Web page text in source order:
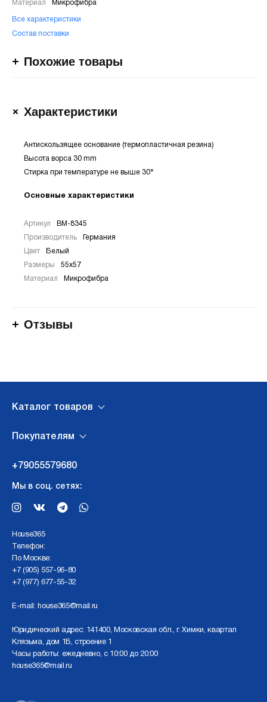
Материал Микрофибра
Все характеристики
Состав поставки
Похожие товары
Характеристики
Антискользящее основание (термопластичная резина)
Высота ворса 30 mm
Стирка при температуре не выше 30°
Основные характеристики
Артикул BM-8345
Производитель Германия
Цвет Белый
Размеры 55х57
Материал Микрофибра
Отзывы
Каталог товаров
Покупателям
+79055579680
Мы в соц. сетях:
Нouse365
Телефон:
По Москве:
+7 (905) 557-96-80
+7 (977) 677-55-32
E-mail: house365@mail.ru
Юридический адрес: 141400, Московская обл., г. Химки, квартал
Клязьма, дом 1Б, строение 1
Часы работы: ежедневно, с 10:00 до 20:00
house365@mail.ru